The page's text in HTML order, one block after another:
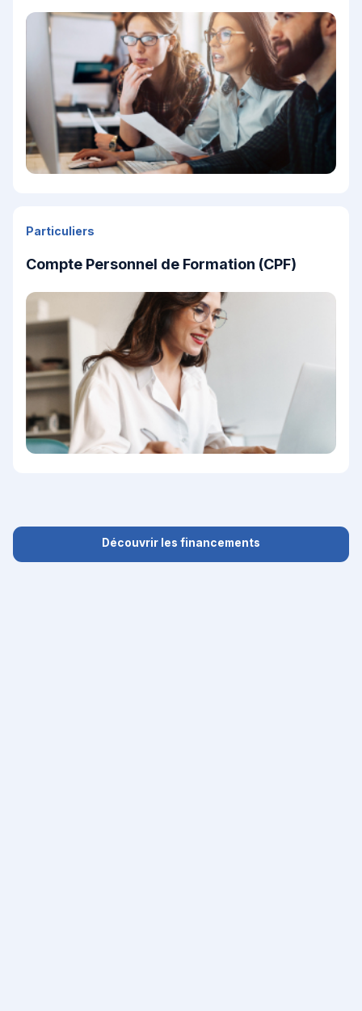
Particuliers
Compte Personnel de Formation (CPF)
Découvrir les financements